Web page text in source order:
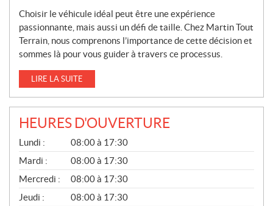
Choisir le véhicule idéal peut être une expérience
passionnante, mais aussi un défi de taille. Chez Martin Tout
Terrain, nous comprenons l’importance de cette décision et
sommes là pour vous guider à travers ce processus.
LIRE LA SUITE
HEURES D'OUVERTURE
G
É
N
É
R
A
L
Lundi :
08:00 à 17:30
Mardi :
08:00 à 17:30
Mercredi :
08:00 à 17:30
Jeudi :
08:00 à 17:30